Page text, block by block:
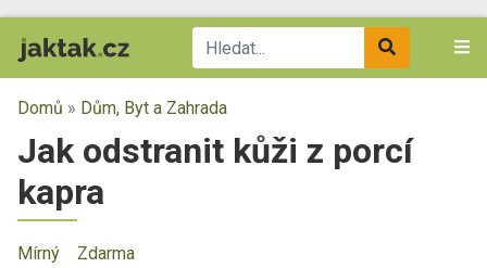
Domů » Dům, Byt a Zahrada
Jak odstranit kůži z porcí
kapra
Mírný
Zdarma